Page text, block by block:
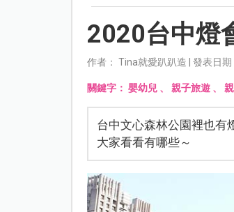
2020台中燈
作者： Tina就愛趴趴造 | 發表日
關鍵字： 嬰幼兒、 親子旅遊、
台中文心森林公園裡也有
大家看看有哪些～